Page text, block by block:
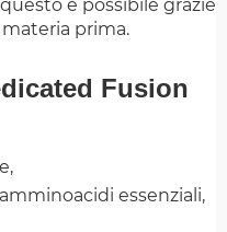
è possibile grazie
materia prima.
Fusion
essenziali,